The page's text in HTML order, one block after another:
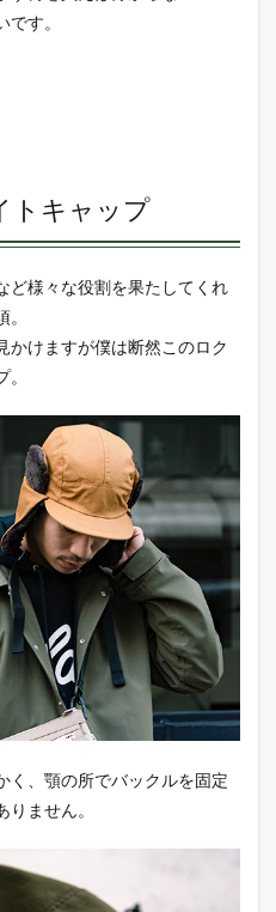
す。
トキャップ
ど様々な役割を果たしてくれ
かけますが僕は断然このロク
く、顎の所でバックルを固定
ません。